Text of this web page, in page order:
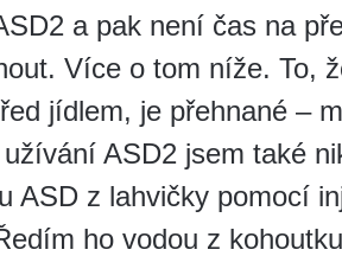
a pak není čas na
Více o tom níže. To,
jídlem, je přehnané –
ASD2 jsem také
ASD z lahvičky pomocí
ho vodou z